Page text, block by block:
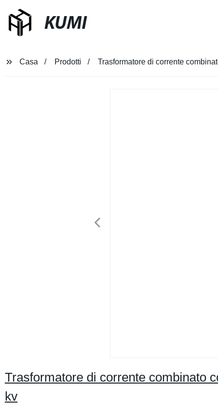
KUMI
Casa Prodotti Trasformatore di corrente
Trasformatore di corrente combinato
kv